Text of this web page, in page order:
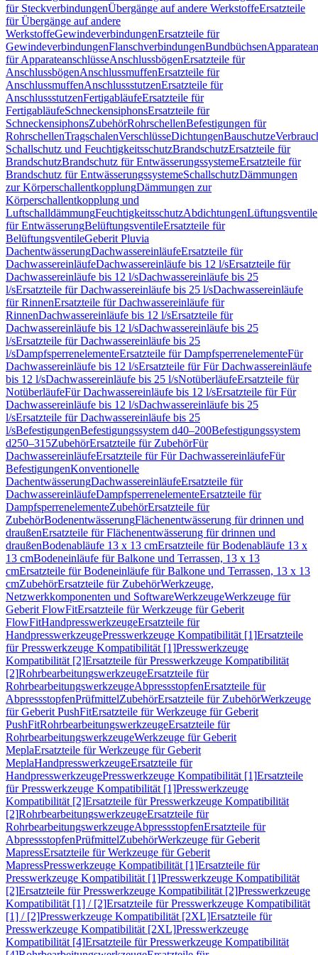
für SteckverbindungenÜbergänge auf andere WerkstoffeErsatzteile
für Übergänge auf andere
WerkstoffeGewindeverbindungenErsatzteile für
GewindeverbindungenFlanschverbindungenBundbüchsen
für ApparateanschlüsseAnschlussbögenErsatzteile für
AnschlussbögenAnschlussmuffenErsatzteile für
AnschlussmuffenAnschlussstutzenErsatzteile für
AnschlussstutzenFertigabläufeErsatzteile für
FertigabläufeSchneckensiphonsErsatzteile für
SchneckensiphonsZubehörRohrschellenBefestigungen für
RohrschellenTragschalenVerschlüsseDichtungenBauschutze
Schallschutz und FeuchtigkeitsschutzBrandschutzErsatzteile für
BrandschutzBrandschutz für EntwässerungssystemeErsatzteile für
Brandschutz für EntwässerungssystemeSchallschutzDämmungen
zur KörperschallentkopplungDämmungen zur
Körperschallentkopplung und
LuftschalldämmungFeuchtigkeitsschutzAbdichtungenLüftungsventile
für EntwässerungBelüftungsventileErsatzteile für
BelüftungsventileGeberit Pluvia
DachentwässerungDachwassereinläufeErsatzteile für
DachwassereinläufeDachwassereinläufe bis 12 l/sErsatzteile für
Dachwassereinläufe bis 12 l/sDachwassereinläufe bis 25
l/sErsatzteile für Dachwassereinläufe bis 25 l/sDachwassereinläufe
für RinnenErsatzteile für Dachwassereinläufe für
RinnenDachwassereinläufe bis 12 l/sErsatzteile für
Dachwassereinläufe bis 12 l/sDachwassereinläufe bis 25
l/sErsatzteile für Dachwassereinläufe bis 25
l/sDampfsperrenelementeErsatzteile für DampfsperrenelementeFür
Dachwassereinläufe bis 12 l/sErsatzteile für Für Dachwassereinläufe
bis 12 l/sDachwassereinläufe bis 25 l/sNotüberläufeErsatzteile für
NotüberläufeFür Dachwassereinläufe bis 12 l/sErsatzteile für Für
Dachwassereinläufe bis 12 l/sDachwassereinläufe bis 25
l/sErsatzteile für Dachwassereinläufe bis 25
l/sBefestigungenBefestigungssystem d40–200Befestigungssystem
d250–315ZubehörErsatzteile für ZubehörFür
DachwassereinläufeErsatzteile für Für DachwassereinläufeFür
BefestigungenKonventionelle
DachentwässerungDachwassereinläufeErsatzteile für
DachwassereinläufeDampfsperrenelementeErsatzteile für
DampfsperrenelementeZubehörErsatzteile für
ZubehörBodenentwässerungFlächenentwässerung für drinnen und
draußenErsatzteile für Flächenentwässerung für drinnen und
draußenBodenabläufe 13 x 13 cmErsatzteile für Bodenabläufe 13 x
13 cmBodeneinläufe für Balkone und Terrassen, 13 x 13
cmErsatzteile für Bodeneinläufe für Balkone und Terrassen, 13 x 13
cmZubehörErsatzteile für ZubehörWerkzeuge,
Netzwerkkomponenten und SoftwareWerkzeugeWerkzeuge für
Geberit FlowFitErsatzteile für Werkzeuge für Geberit
FlowFitHandpresswerkzeugeErsatzteile für
HandpresswerkzeugePresswerkzeuge Kompatibilität [1]Ersatzteile
für Presswerkzeuge Kompatibilität [1]Presswerkzeuge
Kompatibilität [2]Ersatzteile für Presswerkzeuge Kompatibilität
[2]RohrbearbeitungswerkzeugeErsatzteile für
RohrbearbeitungswerkzeugeAbpressstopfenErsatzteile für
AbpressstopfenPrüfmittelZubehörErsatzteile für ZubehörWerkzeuge
für Geberit PushFitErsatzteile für Werkzeuge für Geberit
PushFitRohrbearbeitungswerkzeugeErsatzteile für
RohrbearbeitungswerkzeugeWerkzeuge für Geberit
MeplaErsatzteile für Werkzeuge für Geberit
MeplaHandpresswerkzeugeErsatzteile für
HandpresswerkzeugePresswerkzeuge Kompatibilität [1]Ersatzteile
für Presswerkzeuge Kompatibilität [1]Presswerkzeuge
Kompatibilität [2]Ersatzteile für Presswerkzeuge Kompatibilität
[2]RohrbearbeitungswerkzeugeErsatzteile für
RohrbearbeitungswerkzeugeAbpressstopfenErsatzteile für
AbpressstopfenPrüfmittelZubehörWerkzeuge für Geberit
MapressErsatzteile für Werkzeuge für Geberit
MapressPresswerkzeuge Kompatibilität [1]Ersatzteile für
Presswerkzeuge Kompatibilität [1]Presswerkzeuge Kompatibilität
[2]Ersatzteile für Presswerkzeuge Kompatibilität [2]Presswerkzeuge
Kompatibilität [1] / [2]Ersatzteile für Presswerkzeuge Kompatibilität
[1] / [2]Presswerkzeuge Kompatibilität [2XL]Ersatzteile für
Presswerkzeuge Kompatibilität [2XL]Presswerkzeuge
Kompatibilität [4]Ersatzteile für Presswerkzeuge Kompatibilität